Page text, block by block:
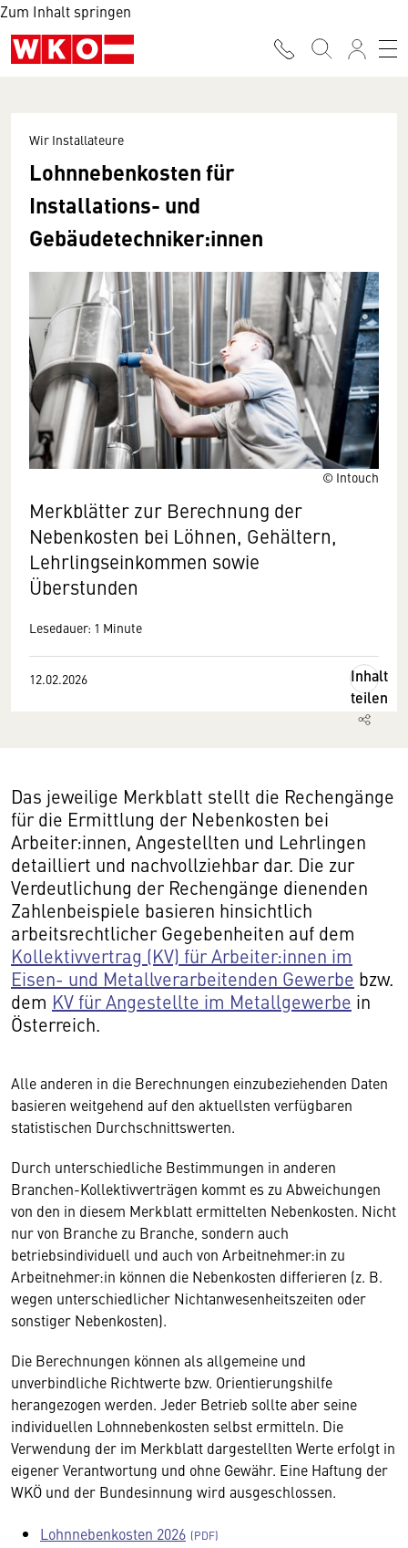
Zum Inhalt springen
© Intouch
Wir Installateure
Lohnnebenkosten für
Installations- und
Gebäudetechniker:innen
Merkblätter zur Berechnung der
Nebenkosten bei Löhnen, Gehältern,
Lehrlingseinkommen sowie
Überstunden
Lesedauer: 1 Minute
12.02.2026
Inhalt
teilen
Das jeweilige Merkblatt stellt die Rechengänge
für die Ermittlung der Nebenkosten bei
Arbeiter:innen, Angestellten und Lehrlingen
detailliert und nachvollziehbar dar. Die zur
Verdeutlichung der Rechengänge dienenden
Zahlenbeispiele basieren hinsichtlich
arbeitsrechtlicher Gegebenheiten auf dem
Kollektivvertrag (KV) für Arbeiter:innen im
Eisen- und Metallverarbeitenden Gewerbe bzw.
dem KV für Angestellte im Metallgewerbe in
Österreich.
Alle anderen in die Berechnungen einzubeziehenden Daten
basieren weitgehend auf den aktuellsten verfügbaren
statistischen Durchschnittswerten.
Durch unterschiedliche Bestimmungen in anderen
Branchen-Kollektivverträgen kommt es zu Abweichungen
von den in diesem Merkblatt ermittelten Nebenkosten. Nicht
nur von Branche zu Branche, sondern auch
betriebsindividuell und auch von Arbeitnehmer:in zu
Arbeitnehmer:in können die Nebenkosten differieren (z. B.
wegen unterschiedlicher Nichtanwesenheitszeiten oder
sonstiger Nebenkosten).
Die Berechnungen können als allgemeine und
unverbindliche Richtwerte bzw. Orientierungshilfe
herangezogen werden. Jeder Betrieb sollte aber seine
individuellen Lohnnebenkosten selbst ermitteln. Die
Verwendung der im Merkblatt dargestellten Werte erfolgt in
eigener Verantwortung und ohne Gewähr. Eine Haftung der
WKÖ und der Bundesinnung wird ausgeschlossen.
Lohnnebenkosten 2026